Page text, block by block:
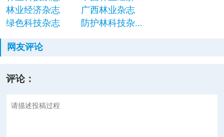
林业经济杂志
广西林业杂志
绿色科技杂志
防护林科技杂...
网友评论
评论：